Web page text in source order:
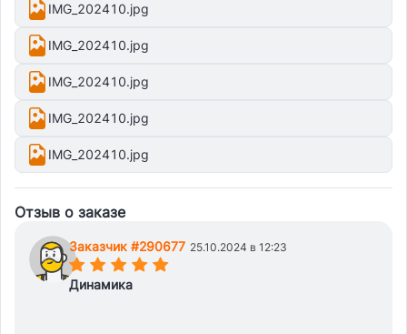
IMG_202410.jpg
IMG_202410.jpg
IMG_202410.jpg
IMG_202410.jpg
IMG_202410.jpg
Отзыв о заказе
Заказчик #290677 25.10.2024 в 12:23
(*)(*)(*)(*)(*)
Динамика